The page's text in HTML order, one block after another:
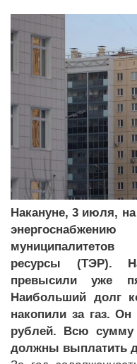
Накануне, 3 июля,
муниципалитетов
ресурсы (ТЭР).
превысили уже
Наибольший долг
накопили за газ.
рублей. Всю сумму
должны выплатить